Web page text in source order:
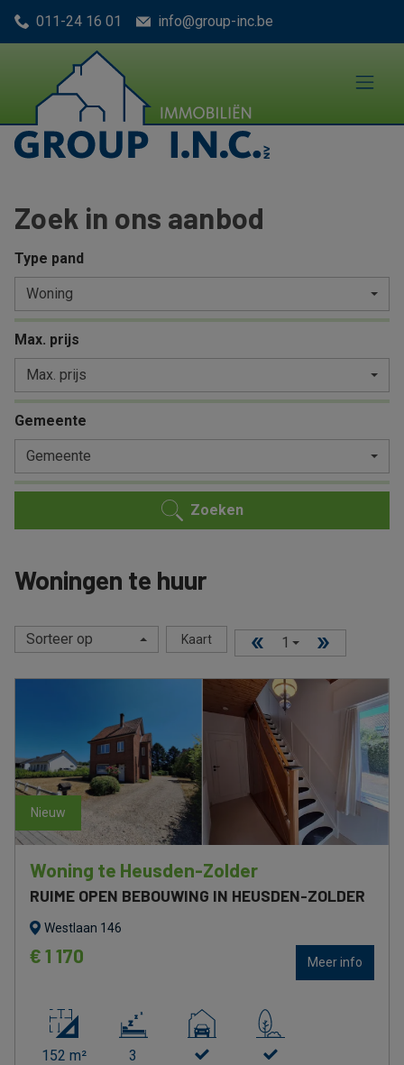
Menu overslaan en naar de inhoud gaan
011-24 16 01 info@group-inc.be
Zoek in ons aanbod
Type pand
Woning
Max. prijs
Max. prijs
Gemeente
Gemeente
Zoeken
Woningen te huur
Sorteer op Kaart 1
nieuw
nieuw
Woning te Heusden-Zolder
Westlaan 146
RUIME OPEN BEBOUWING IN HEUSDEN-ZOLDER
€ 1 170 Meer info
152 m² 3